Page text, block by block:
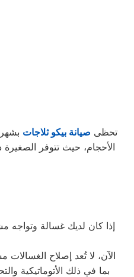
تحظى صيانة بيكو ثلاجات
إذا كان لديك غسالة وتواجه
الآن، لا تُعد إصلاح